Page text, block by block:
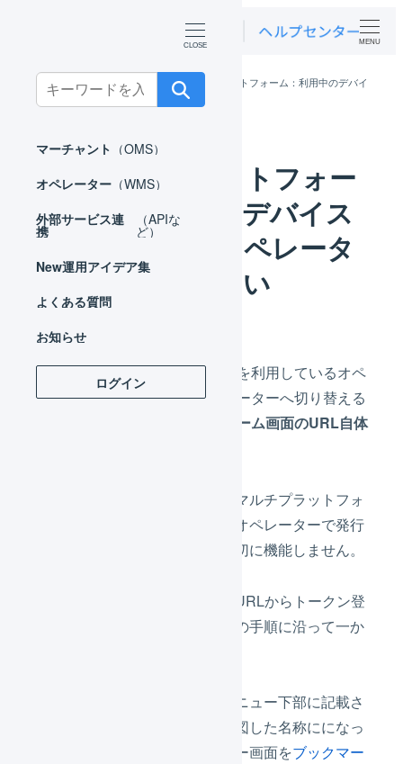
Search
for:
マーチャント （OMS）
オペレーター （WMS）
外部サービス連
携
（APIな
ど）
New運用アイデア集
よくある質問
お知らせ
ログイン
MENU
ホーム よくある質問
マルチプラットフォーム：利用中のデバイ
スを、異なるオペレーターで利用したい
マルチプラットフォー
ム：利用中のデバイス
を、異なるオペレータ
ーで利用したい
マルチプラットフォームを利用しているオペ
レーターから別のオペレーターへ切り替える
マルチプラットフォーム画面のURL自体
旧オペレーターで利用していたマルチプラットフォ
ームのトークン入力画面に、新オペレーターで発行
したトークンを入力しても、適切に機能しません。
旧オペレーターで登録していたURLからトークン登
の手順に沿って一か
表示されたアプリケーションメニュー下部に記載さ
れるオペレーターの名称が、意図した名称にになっ
ているか確認いただき、メニュー画面をブックマー